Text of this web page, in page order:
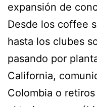
expansión de
Desde los coffee
hasta los clubes
pasando por
California,
Colombia o